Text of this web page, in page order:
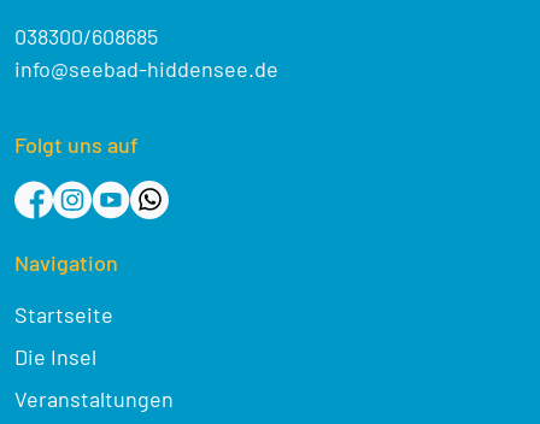
038300/608685
info@seebad-hiddensee.de
Folgt uns auf
Navigation
Startseite
Die Insel
Veranstaltungen